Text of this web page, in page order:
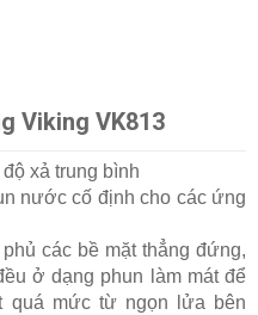
Viking VK813
xả trung bình
nước cố định cho các ứng
các bề mặt thẳng đứng,
ở dạng phun làm mát để
quá mức từ ngọn lửa bên